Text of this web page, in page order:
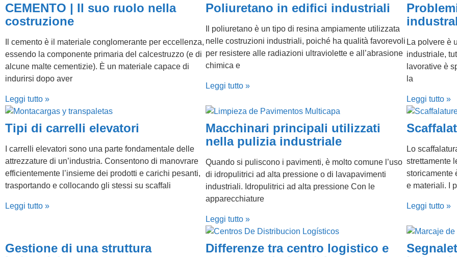
CEMENTO | Il suo ruolo nella
costruzione
Il cemento è il materiale conglomerante per eccellenza,
essendo la componente primaria del calcestruzzo (e di
alcune malte cementizie). È un materiale capace di
indurirsi dopo aver
Leggi tutto »
Poliuretano in edifici industriali
Il poliuretano è un tipo di resina ampiamente utilizzata
nelle costruzioni industriali, poiché ha qualità favorevoli
per resistere alle radiazioni ultraviolette e all’abrasione
chimica e
Leggi tutto »
La polvere è
industriale,
lavorative è
la
Leggi tutto »
Tipi di carrelli elevatori
I carrelli elevatori sono una parte fondamentale delle
attrezzature di un’industria. Consentono di manovrare
efficientemente l’insieme dei prodotti e carichi pesanti,
trasportando e collocando gli stessi su scaffali
Leggi tutto »
Macchinari principali utilizzati
nella pulizia industriale
Quando si puliscono i pavimenti, è molto comune l’uso
di idropulitrici ad alta pressione o di lavapavimenti
industriali. Idropulitrici ad alta pressione Con le
apparecchiature
Leggi tutto »
Lo
strettamente
storicamente
e materiali. I
Leggi tutto »
Gestione di una struttura
Differenze tra centro logistico e